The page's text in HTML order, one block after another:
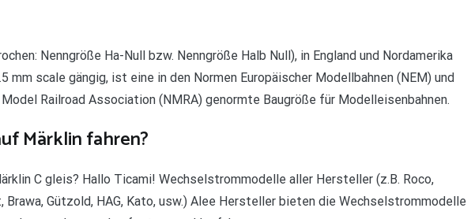
Nenngröße Ha-Null bzw. Nenngröße Halb Null), in England und Nordamerika
mm scale gängig, ist eine in den Normen Europäischer Modellbahnen (NEM) und
Railroad Association (NMRA) genormte Baugröße für Modelleisenbahnen.
Märklin fahren?
C gleis? Hallo Ticami! Wechselstrommodelle aller Hersteller (z.B. Roco,
Brawa, Gützold, HAG, Kato, usw.) Alee Hersteller bieten die Wechselstrommodelle